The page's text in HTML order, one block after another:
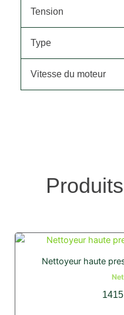
Tension
Type
Vitesse du moteur
Nettoyeur haute